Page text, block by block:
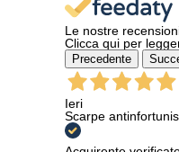
Le nostre
Clicca qui per
Precedente
Ieri
Scarpe